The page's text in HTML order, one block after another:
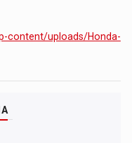
content/uploads/Honda-